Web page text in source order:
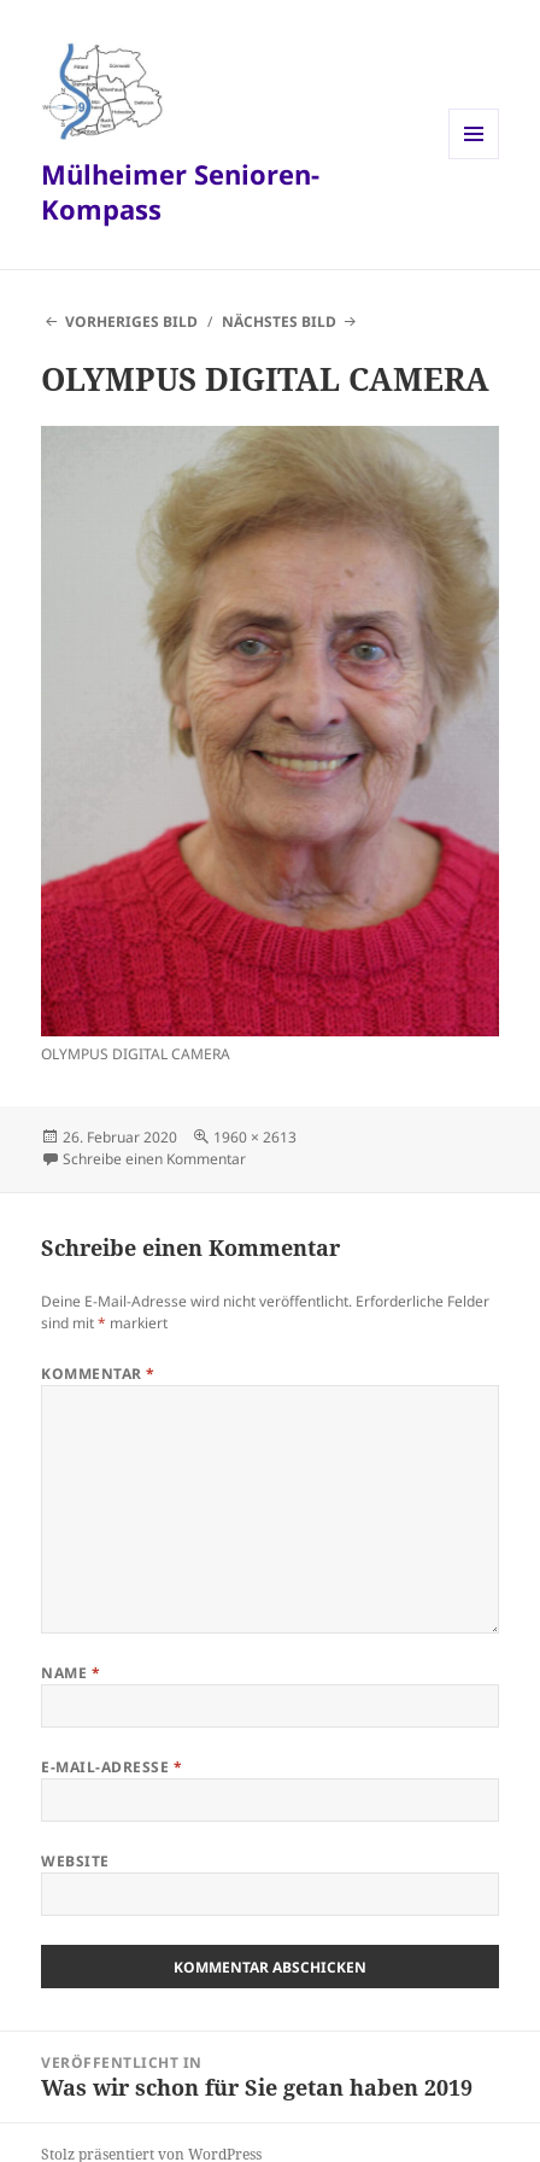
Mülheimer Senioren-
Kompass
VORHERIGES BILD NÄCHSTES BILD
OLYMPUS DIGITAL CAMERA
OLYMPUS DIGITAL CAMERA
Veröffentlicht
am
26. Februar 2020
Volle
Größe
1960 × 2613
Schreibe einen Kommentarzu OLYMPUS DIGITAL CAMERA
Schreibe einen Kommentar
Deine E-Mail-Adresse wird nicht veröffentlicht. Erforderliche Felder
sind mit* markiert
KOMMENTAR*
NAME *
E-MAIL-ADRESSE *
WEBSITE
VERÖFFENTLICHT IN
Was wir schon für Sie getan haben 2019
Stolz präsentiert von WordPress